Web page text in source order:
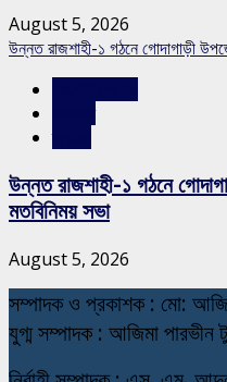
August 5, 2026
উন্নত রাজশাহী-১ গঠনে গোদাগাড়ী
উন্নত রাজশাহী-১ গঠনে
মতবিনিময় সভা
August 5, 2026
সম্পাদক ও প্রকাশক : মো:
যুগ্ম সম্পাদক : আজিমা পারভীন